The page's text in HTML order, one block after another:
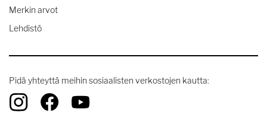
Merkin arvot
Lehdistö
Pidä yhteyttä meihin sosiaalisten verkostojen kautta: